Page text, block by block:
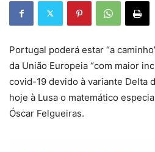
Portugal poderá estar “a
da União Europeia “com maior
covid-19 devido à variante Delta
hoje à Lusa o matemático
Óscar Felgueiras.